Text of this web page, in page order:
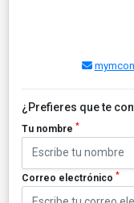
¿Prefieres que te
Tu nombre *
Correo electrónico *